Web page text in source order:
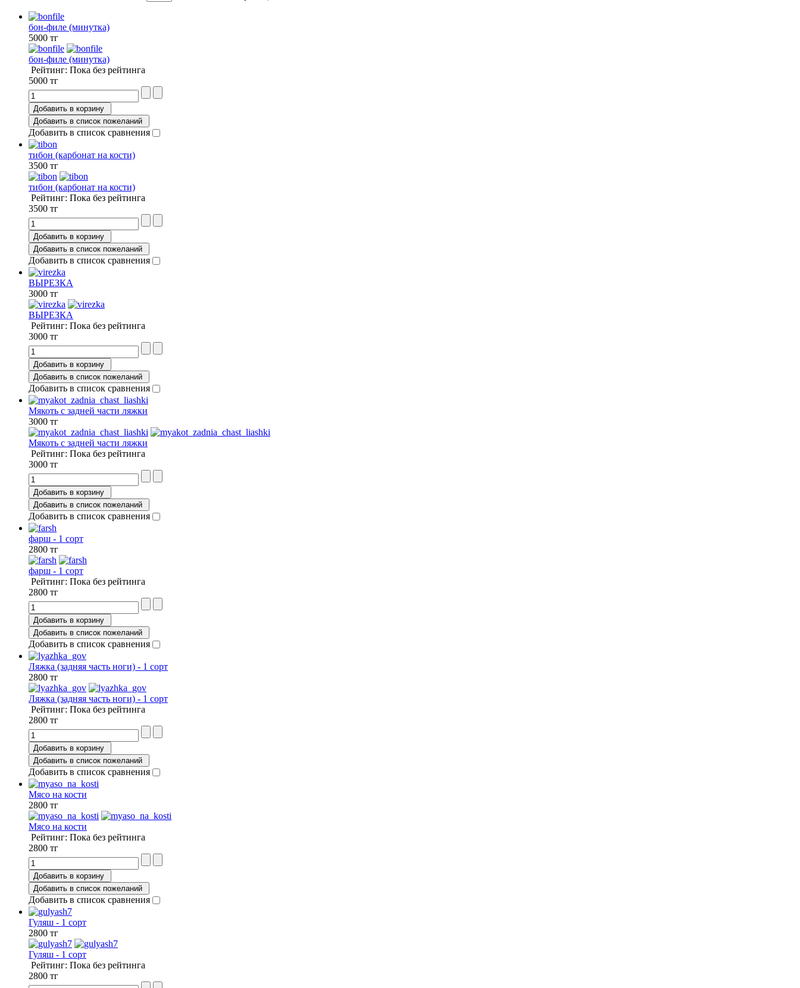
бон-филе (минутка)
5000 тг
бон-филе (минутка)
Рейтинг: Пока без рейтинга
5000 тг
Добавить в корзину
Добавить в список пожеланий
Добавить в список сравнения
тибон (карбонат на кости)
3500 тг
тибон (карбонат на кости)
Рейтинг: Пока без рейтинга
3500 тг
Добавить в корзину
Добавить в список пожеланий
Добавить в список сравнения
ВЫРЕЗКА
3000 тг
ВЫРЕЗКА
Рейтинг: Пока без рейтинга
3000 тг
Добавить в корзину
Добавить в список пожеланий
Добавить в список сравнения
Мякоть с задней части ляжки
3000 тг
Мякоть с задней части ляжки
Рейтинг: Пока без рейтинга
3000 тг
Добавить в корзину
Добавить в список пожеланий
Добавить в список сравнения
фарш - 1 сорт
2800 тг
фарш - 1 сорт
Рейтинг: Пока без рейтинга
2800 тг
Добавить в корзину
Добавить в список пожеланий
Добавить в список сравнения
Ляжка (задняя часть ноги) - 1 сорт
2800 тг
Ляжка (задняя часть ноги) - 1 сорт
Рейтинг: Пока без рейтинга
2800 тг
Добавить в корзину
Добавить в список пожеланий
Добавить в список сравнения
Мясо на кости
2800 тг
Мясо на кости
Рейтинг: Пока без рейтинга
2800 тг
Добавить в корзину
Добавить в список пожеланий
Добавить в список сравнения
Гуляш - 1 сорт
2800 тг
Гуляш - 1 сорт
Рейтинг: Пока без рейтинга
2800 тг